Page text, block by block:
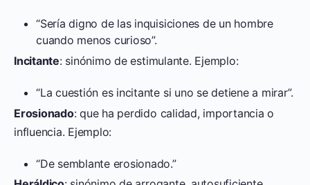
“Sería digno de las inquisiciones de un hombre
cuando menos curioso”.
Incitante: sinónimo de estimulante. Ejemplo:
“La cuestión es incitante si uno se detiene a mirar”.
Erosionado: que ha perdido calidad, importancia o
influencia. Ejemplo:
“De semblante erosionado.”